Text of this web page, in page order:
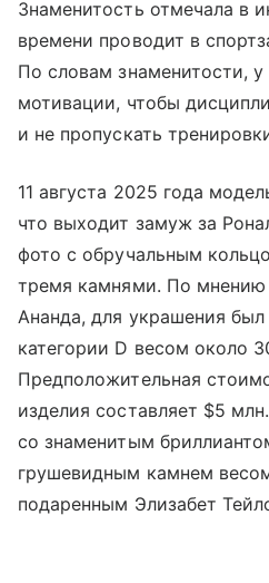
Знаменитость отмечала в
времени проводит в
По словам знаменитости, у
мотивации, чтобы
и не пропускать
11 августа 2025 года
что выходит замуж за
фото с обручальным
тремя камнями. По
Ананда, для украшения
категории D весом около
Предположительная
изделия составляет $5
со знаменитым
грушевидным камнем
подаренным Элизабет